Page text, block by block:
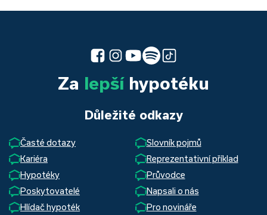
Za lepšíhypotéku
Důležité odkazy
Časté dotazy
Slovník pojmů
Kariéra
Reprezentativní příklad
Hypotéky
Průvodce
Poskytovatelé
Napsali o nás
Hlídač hypoték
Pro novináře